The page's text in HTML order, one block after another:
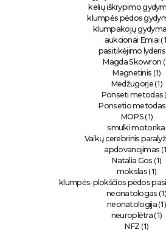
kelių iškrypimo
klumpės pėdos
klumpakojų
aukcionai Emiai
pasitikėjimo lyderis
Magda Skowron
Magnetinis (1)
Medžugorje(1)
Ponseti metodas
Ponsetio metodas
MOPS (1)
smulki motorika
Vaikų cerebrinis
apdovanojimas
Natalia Gos (1)
mokslas(1)
klumpės-plokščios pėdos
neonatologas (1)
neonatologija(1)
neuroplėtra (1)
NFZ (1)